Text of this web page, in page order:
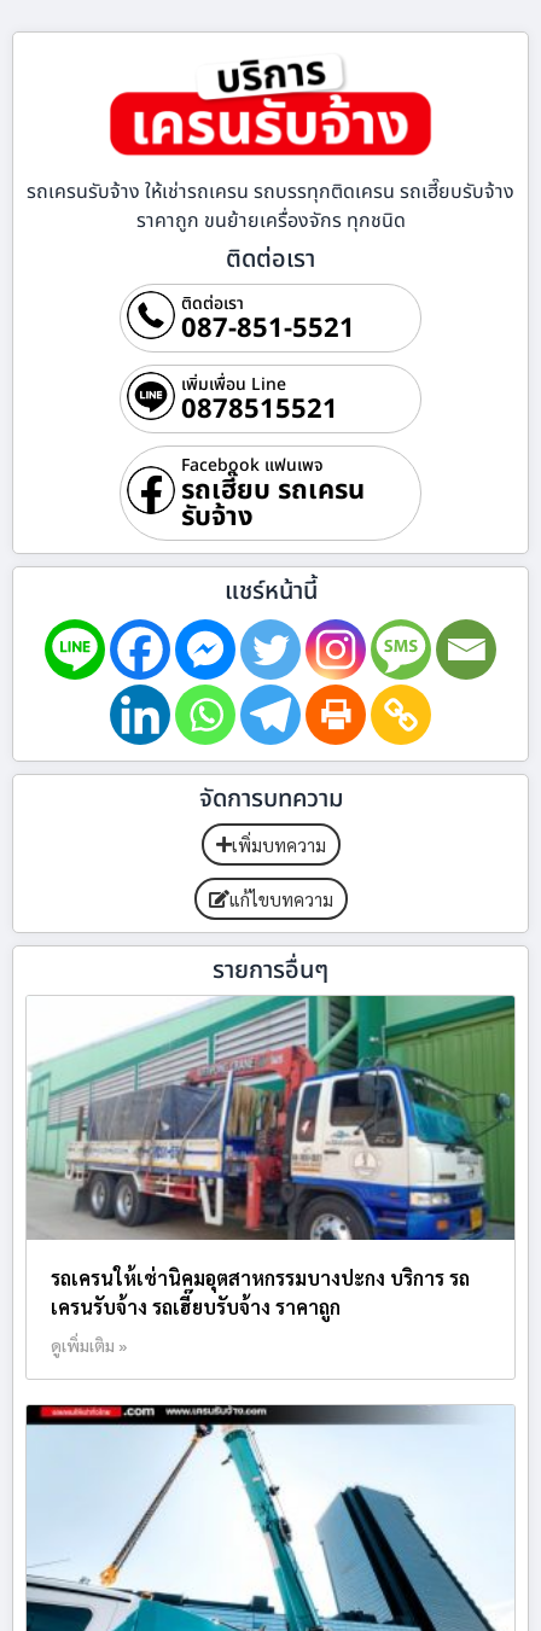
รถเครนรับจ้าง ให้เช่ารถเครน รถบรรทุกติดเครน รถเฮี๊ยบรับจ้าง
ราคาถูก ขนย้ายเครื่องจักร ทุกชนิด
ติดต่อเรา
ติดต่อเรา
087-851-5521
เพิ่มเพื่อน Line
0878515521
Facebook แฟนเพจ
รถเฮี๊ยบ รถเครน
รับจ้าง
แชร์หน้านี้
จัดการบทความ
เพิ่มบทความ
แก้ไขบทความ
รายการอื่นๆ
รถเครนให้เช่านิคมอุตสาหกรรมบางปะกง บริการ รถ
เครนรับจ้าง รถเฮี๊ยบรับจ้าง ราคาถูก
ดูเพิ่มเติม »